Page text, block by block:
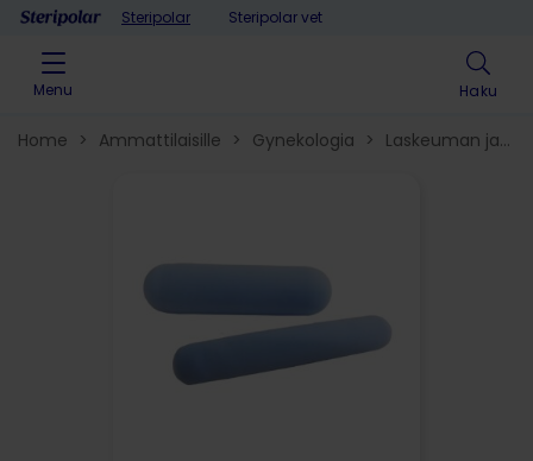
Skip to contentSteripolar Steripolar vet
Menu Haku
Home > Ammattilaisille > Gynekologia > Laskeuman ja